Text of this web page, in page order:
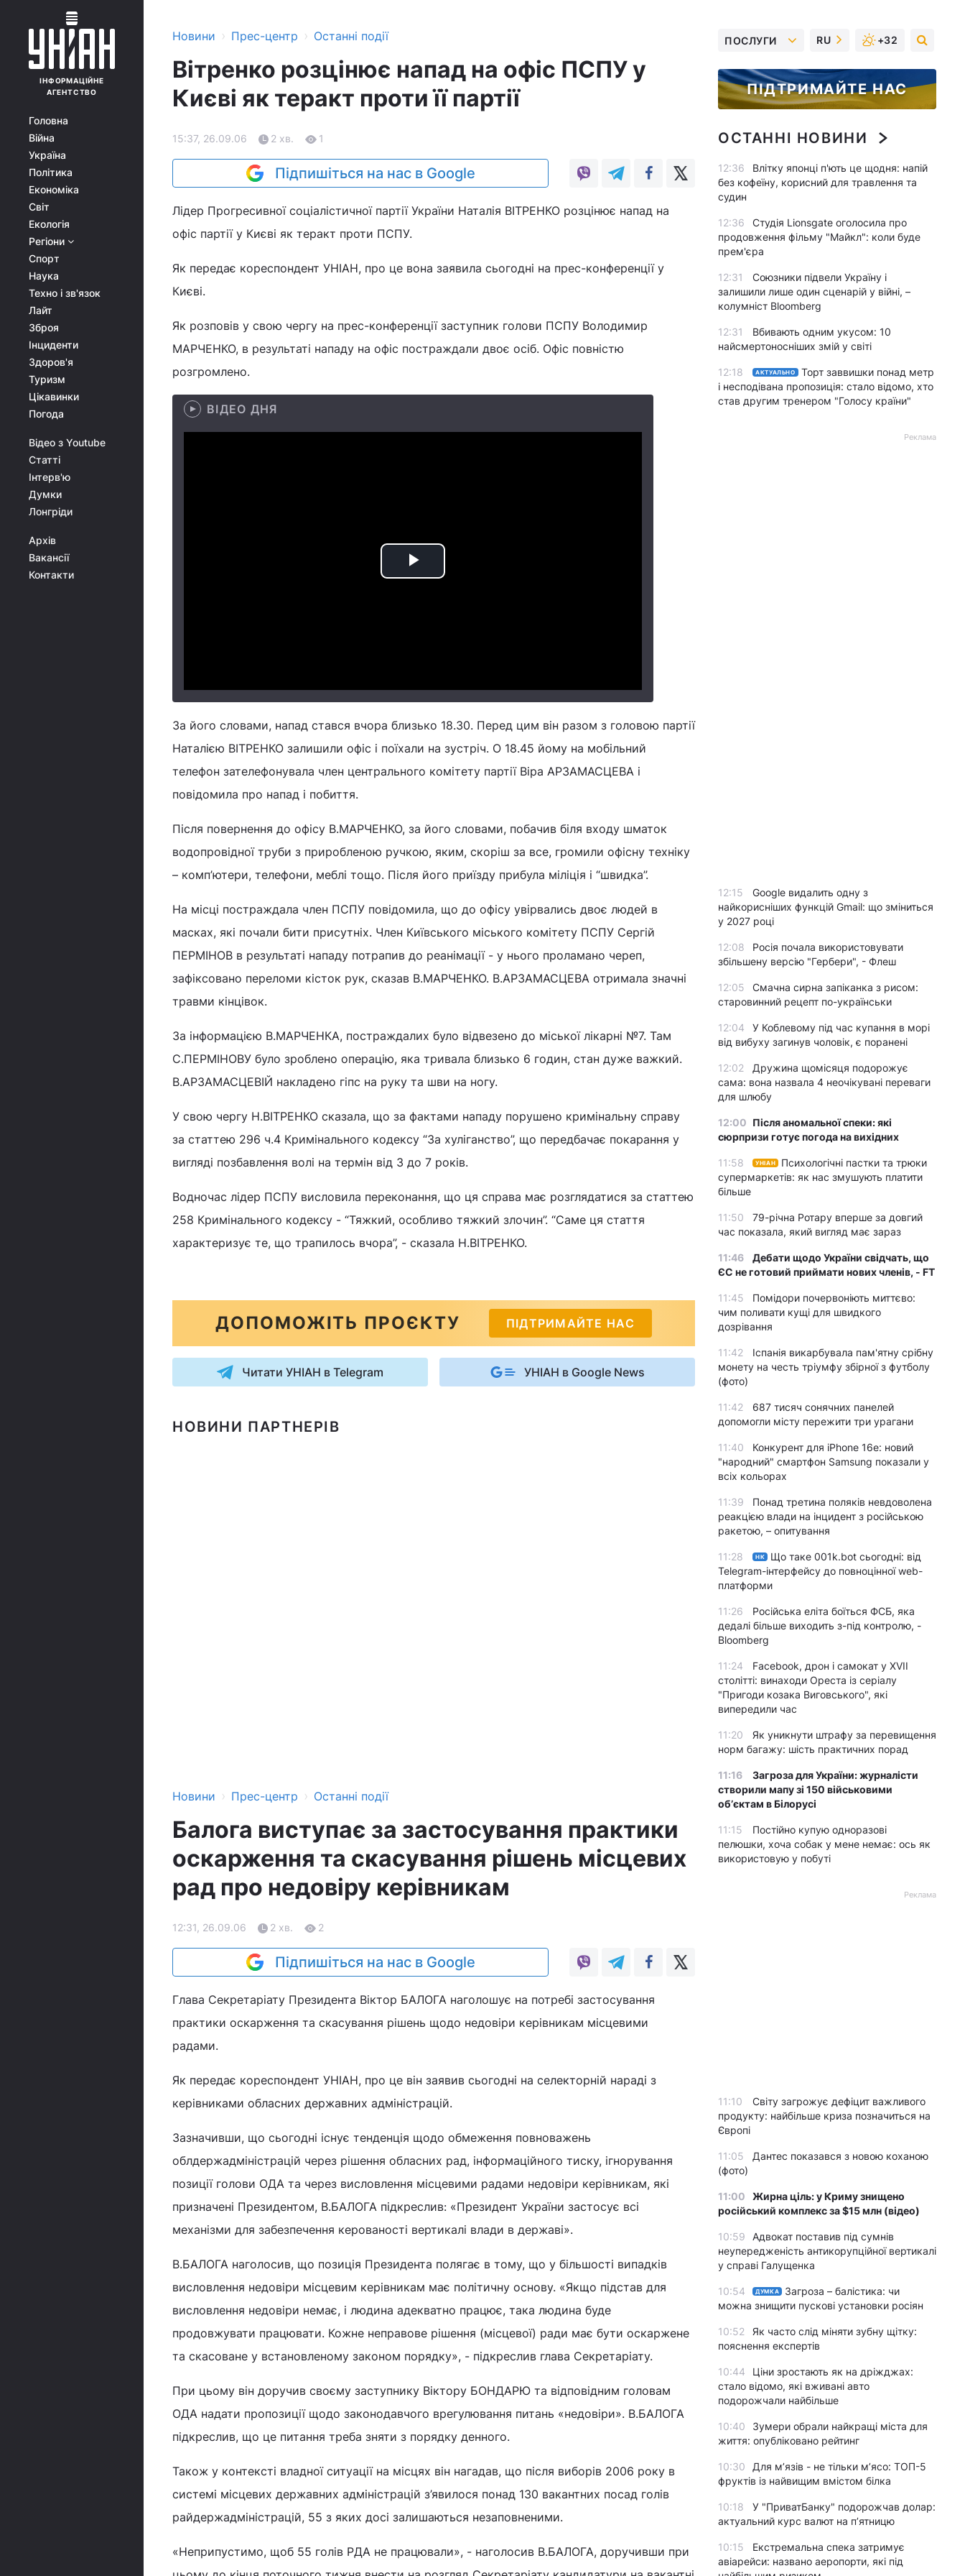
ІНФОРМАЦІЙНЕ
АГЕНТСТВО
Головна
Війна
Україна
Політика
Економіка
Світ
Екологія
Регіони
Спорт
Наука
Техно і зв'язок
Лайт
Зброя
Інциденти
Здоров'я
Туризм
Цікавинки
Погода
Відео з Youtube
Статті
Інтерв'ю
Думки
Лонгріди
Архів
Вакансії
Контакти
Новини › Прес-центр › Останні події
Вітренко розцінює напад на офіс ПСПУ у
Києві як теракт проти її партії
15:37, 26.09.06 2 хв. 1
Підпишіться на нас в Google
Лідер Прогресивної соціалістичної партії України Наталія ВІТРЕНКО розцінює напад на
офіс партії у Києві як теракт проти ПСПУ.
Як передає кореспондент УНІАН, про це вона заявила сьогодні на прес-конференції у
Києві.
Як розповів у свою чергу на прес-конференції заступник голови ПСПУ Володимир
МАРЧЕНКО, в результаті нападу на офіс постраждали двоє осіб. Офіс повністю
розгромлено.
ВІДЕО ДНЯ
Play
За його словами, напад стався вчора близько 18.30. Перед цим він разом з головою партії
Наталією ВІТРЕНКО залишили офіс і поїхали на зустріч. О 18.45 йому на мобільний
телефон зателефонувала член центрального комітету партії Віра АРЗАМАСЦЕВА і
повідомила про напад і побиття.
Після повернення до офісу В.МАРЧЕНКО, за його словами, побачив біля входу шматок
водопровідної труби з приробленою ручкою, яким, скоріш за все, громили офісну техніку
– комп’ютери, телефони, меблі тощо. Після його приїзду прибула міліція і “швидка”.
На місці постраждала член ПСПУ повідомила, що до офісу увірвались двоє людей в
масках, які почали бити присутніх. Член Київського міського комітету ПСПУ Сергій
ПЕРМІНОВ в результаті нападу потрапив до реанімації - у нього проламано череп,
зафіксовано переломи кісток рук, сказав В.МАРЧЕНКО. В.АРЗАМАСЦЕВА отримала значні
травми кінцівок.
За інформацією В.МАРЧЕНКА, постраждалих було відвезено до міської лікарні №7. Там
С.ПЕРМІНОВУ було зроблено операцію, яка тривала близько 6 годин, стан дуже важкий.
В.АРЗАМАСЦЕВІЙ накладено гіпс на руку та шви на ногу.
У свою чергу Н.ВІТРЕНКО сказала, що за фактами нападу порушено кримінальну справу
за статтею 296 ч.4 Кримінального кодексу “За хуліганство”, що передбачає покарання у
вигляді позбавлення волі на термін від 3 до 7 років.
Водночас лідер ПСПУ висловила переконання, що ця справа має розглядатися за статтею
258 Кримінального кодексу - “Тяжкий, особливо тяжкий злочин”. “Саме ця стаття
характеризує те, що трапилось вчора”, - сказала Н.ВІТРЕНКО.
ДОПОМОЖІТЬ ПРОЄКТУ ПІДТРИМАЙТЕ НАС
Читати УНІАН в Telegram УНІАН в Google News
НОВИНИ ПАРТНЕРІВ
Новини › Прес-центр › Останні події
Балога виступає за застосування практики
оскарження та скасування рішень місцевих
рад про недовіру керівникам
12:31, 26.09.06 2 хв. 2
Підпишіться на нас в Google
Глава Секретаріату Президента Віктор БАЛОГА наголошує на потребі застосування
практики оскарження та скасування рішень щодо недовіри керівникам місцевими
радами.
Як передає кореспондент УНІАН, про це він заявив сьогодні на селекторній нараді з
керівниками обласних державних адміністрацій.
Зазначивши, що сьогодні існує тенденція щодо обмеження повноважень
облдержадміністрацій через рішення обласних рад, інформаційного тиску, ігнорування
позиції голови ОДА та через висловлення місцевими радами недовіри керівникам, які
призначені Президентом, В.БАЛОГА підкреслив: «Президент України застосує всі
механізми для забезпечення керованості вертикалі влади в державі».
В.БАЛОГА наголосив, що позиція Президента полягає в тому, що у більшості випадків
висловлення недовіри місцевим керівникам має політичну основу. «Якщо підстав для
висловлення недовіри немає, і людина адекватно працює, така людина буде
продовжувати працювати. Кожне неправове рішення (місцевої) ради має бути оскаржене
та скасоване у встановленому законом порядку», - підкреслив глава Секретаріату.
При цьому він доручив своєму заступнику Віктору БОНДАРЮ та відповідним головам
ОДА надати пропозиції щодо законодавчого врегулювання питань «недовіри». В.БАЛОГА
підкреслив, що це питання треба зняти з порядку денного.
Також у контексті владної ситуації на місцях він нагадав, що після виборів 2006 року в
системі місцевих державних адміністрацій з’явилося понад 130 вакантних посад голів
райдержадміністрацій, 55 з яких досі залишаються незаповненими.
«Неприпустимо, щоб 55 голів РДА не працювали», - наголосив В.БАЛОГА, доручивши при
ПОСЛУГИ RU +32
ПІДТРИМАЙТЕ НАС
ОСТАННІ НОВИНИ
12:36
Влітку японці п'ють це щодня: напій
без кофеїну, корисний для травлення та
судин
12:36
Студія Lionsgate оголосила про
продовження фільму "Майкл": коли буде
прем'єра
12:31
Союзники підвели Україну і
залишили лише один сценарій у війні, –
колумніст Bloomberg
12:31
Вбивають одним укусом: 10
найсмертоносніших змій у світі
12:18 АКТУАЛЬНО
Торт заввишки понад метр
і несподівана пропозиція: стало відомо, хто
став другим тренером "Голосу країни"
Реклама
12:15
Google видалить одну з
найкорисніших функцій Gmail: що зміниться
у 2027 році
12:08
Росія почала використовувати
збільшену версію "Гербери", - Флеш
12:05
Смачна сирна запіканка з рисом:
старовинний рецепт по-українськи
12:04
У Коблевому під час купання в морі
від вибуху загинув чоловік, є поранені
12:02
Дружина щомісяця подорожує
сама: вона назвала 4 неочікувані переваги
для шлюбу
12:00 Після аномальної спеки: які
сюрпризи готує погода на вихідних
11:58 УНІАН
Психологічні пастки та трюки
супермаркетів: як нас змушують платити
більше
11:50
79-річна Ротару вперше за довгий
час показала, який вигляд має зараз
11:46
Дебати щодо України свідчать, що
ЄС не готовий приймати нових членів, - FT
11:45
Помідори почервоніють миттєво:
чим поливати кущі для швидкого
дозрівання
11:42
Іспанія викарбувала пам'ятну срібну
монету на честь тріумфу збірної з футболу
(фото)
11:42
687 тисяч сонячних панелей
допомогли місту пережити три урагани
11:40
Конкурент для iPhone 16e: новий
"народний" смартфон Samsung показали у
всіх кольорах
11:39
Понад третина поляків невдоволена
реакцією влади на інцидент з російською
ракетою, – опитування
11:28 НК
Що таке 001k.bot сьогодні: від
Telegram-інтерфейсу до повноцінної web-
платформи
11:26
Російська еліта боїться ФСБ, яка
дедалі більше виходить з-під контролю, -
Bloomberg
11:24
Facebook, дрон і самокат у XVII
столітті: винаходи Ореста із серіалу
"Пригоди козака Виговського", які
випередили час
11:20
Як уникнути штрафу за перевищення
норм багажу: шість практичних порад
11:16
Загроза для України: журналісти
створили мапу зі 150 військовими
обʼєктам в Білорусі
11:15
Постійно купую одноразові
пелюшки, хоча собак у мене немає: ось як
використовую у побуті
Реклама
11:10
Світу загрожує дефіцит важливого
продукту: найбільше криза позначиться на
Європі
11:05
Дантес показався з новою коханою
(фото)
11:00
Жирна ціль: у Криму знищено
російський комплекс за $15 млн (відео)
10:59
Адвокат поставив під сумнів
неупередженість антикорупційної вертикалі
у справі Галущенка
10:54 ДУМКА
Загроза – балістика: чи
можна знищити пускові установки росіян
10:52
Як часто слід міняти зубну щітку:
пояснення експертів
10:44
Ціни зростають як на дріжджах:
стало відомо, які вживані авто
подорожчали найбільше
10:40
Зумери обрали найкращі міста для
життя: опубліковано рейтинг
10:30
Для м’язів - не тільки м’ясо: ТОП-5
фруктів із найвищим вмістом білка
10:18
У "ПриватБанку" подорожчав долар:
актуальний курс валют на п’ятницю
10:15
Екстремальна спека затримує
авіарейси: названо аеропорти, які під